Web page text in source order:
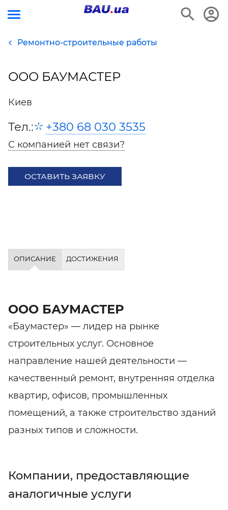
Ремонтно-строительные работы
ООО БАУМАСТЕР
Киев
Тел.: +380 68 030 3535
С компанией нет связи?
ОСТАВИТЬ ЗАЯВКУ
ОПИСАНИЕ ДОСТИЖЕНИЯ
ООО БАУМАСТЕР
«Баумастер» — лидер на рынке
строительных услуг. Основное
направление нашей деятельности —
качественный ремонт, внутренняя отделка
квартир, офисов, промышленных
помещений, а также строительство зданий
разных типов и сложности.
Компании, предоставляющие
аналогичные услуги